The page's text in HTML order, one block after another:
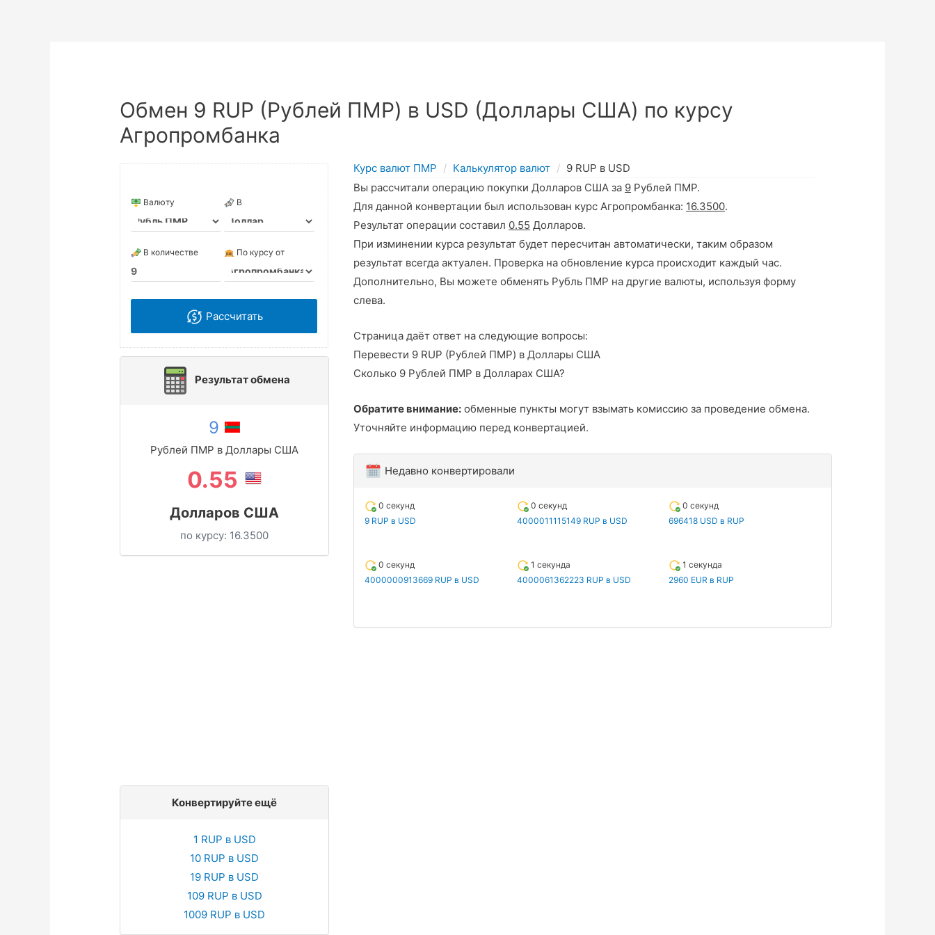
Обмен 9 RUP (Рублей ПМР) в USD (Доллары США) по курсу
Агропромбанка
Валюту В
В количестве По курсу от
Рассчитать
Результат обмена
9
Рублей ПМР в Доллары США
0.55
Долларов США
по курсу: 16.3500
Конвертируйте ещё
1 RUP в USD
10 RUP в USD
19 RUP в USD
109 RUP в USD
1009 RUP в USD
Курс валют ПМР Калькулятор валют
9 RUP в USD
Вы рассчитали операцию покупки Долларов США за 9 Рублей ПМР.
Для данной конвертации был использован курс Агропромбанка: 16.3500.
Результат операции составил 0.55 Долларов.
При изминении курса результат будет пересчитан автоматически, таким образом
результат всегда актуален. Проверка на обновление курса происходит каждый час.
Дополнительно, Вы можете обменять Рубль ПМР на другие валюты, используя форму
слева.
Страница даёт ответ на следующие вопросы:
Перевести 9 RUP (Рублей ПМР) в Доллары США
Сколько 9 Рублей ПМР в Долларах США?
Обратите внимание: обменные пункты могут взымать комиссию за проведение обмена.
Уточняйте информацию перед конвертацией.
Недавно конвертировали
0 секунд
9 RUP в USD
0 секунд
4000011115149 RUP в USD
0 секунд
696418 USD в RUP
0 секунд
4000000913669 RUP в USD
1 секунда
4000061362223 RUP в USD
1 секунда
2960 EUR в RUP